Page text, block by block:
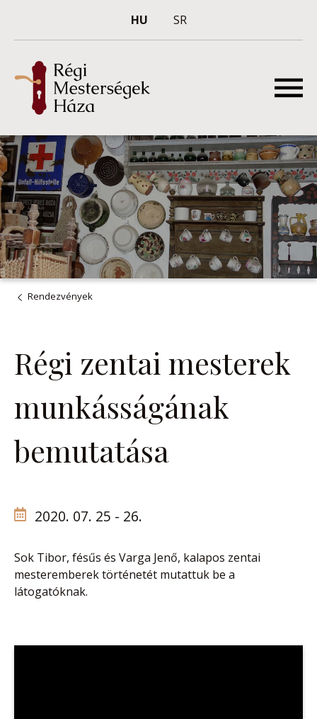
HU SR
Rendezvények
Régi zentai mesterek
munkásságának
bemutatása
2020. 07. 25 - 26.
Sok Tibor, fésűs és Varga Jenő, kalapos zentai
mesteremberek történetét mutattuk be a
látogatóknak.